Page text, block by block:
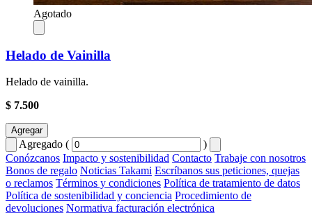
Agotado
Helado de Vainilla
Helado de vainilla.
$ 7.500
Agregar
Agregado (
)
Conózcanos Impacto y sostenibilidad Contacto Trabaje con nosotros
Bonos de regalo Noticias Takami Escríbanos sus peticiones, quejas
o reclamos Términos y condiciones Política de tratamiento de datos
Política de sostenibilidad y conciencia Procedimiento de
devoluciones Normativa facturación electrónica